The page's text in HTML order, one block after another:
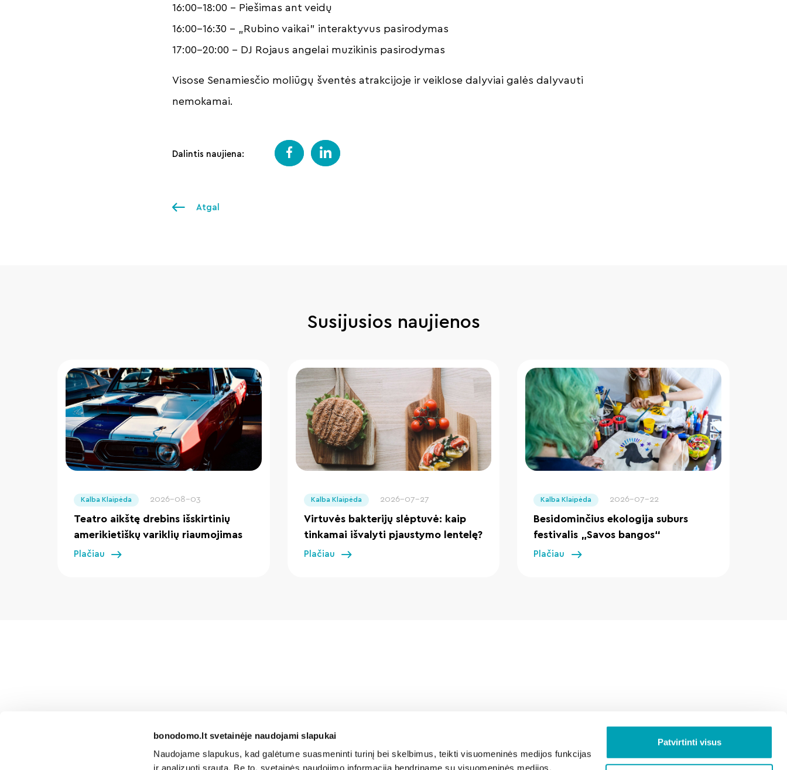
bonodomo.lt svetainėje naudojami slapukai
Naudojame slapukus, kad galėtume suasmeninti turinį bei skelbimus, teikti visuomeninės medijos funkcijas
ir analizuoti srautą. Be to, svetainės naudojimo informaciją bendriname su visuomeninės medijos,
Patvirtinti visus
16:00-18:00 – Piešimas ant veidų
16:00-16:30 – „Rubino vaikai” interaktyvus pasirodymas
17:00-20:00 – DJ Rojaus angelai muzikinis pasirodymas
Visose Senamiesčio moliūgų šventės atrakcijoje ir veiklose dalyviai galės dalyvauti
nemokamai.
Dalintis naujiena:
Atgal
Susijusios naujienos
Kalba Klaipėda 2026-08-03
Teatro aikštę drebins išskirtinių
amerikietiškų variklių riaumojimas
Plačiau
Kalba Klaipėda 2026-07-27
Virtuvės bakterijų slėptuvė: kaip
tinkamai išvalyti pjaustymo lentelę?
Plačiau
Kalba Klaipėda 2026-07-22
Besidominčius ekologija suburs
festivalis „Savos bangos“
Plačiau